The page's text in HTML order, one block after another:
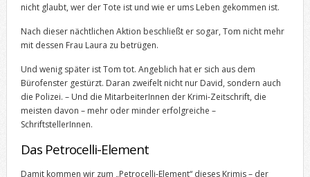
nicht glaubt, wer der Tote ist und wie er ums Leben gekommen ist.
Nach dieser nächtlichen Aktion beschließt er sogar, Tom nicht mehr
mit dessen Frau Laura zu betrügen.
Und wenig später ist Tom tot. Angeblich hat er sich aus dem
Bürofenster gestürzt. Daran zweifelt nicht nur David, sondern auch
die Polizei. – Und die MitarbeiterInnen der Krimi-Zeitschrift, die
meisten davon – mehr oder minder erfolgreiche –
SchriftstellerInnen.
Das Petrocelli-Element
Damit kommen wir zum „Petrocelli-Element“ dieses Krimis – der